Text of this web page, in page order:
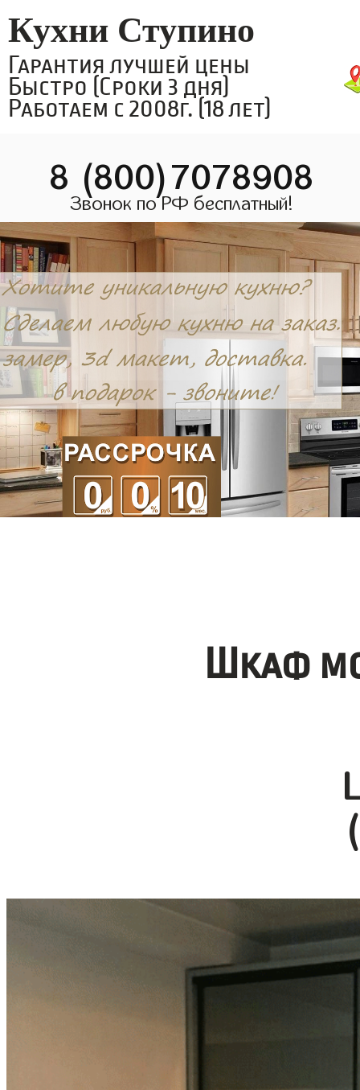
Кухни Ступино
Гарантия лучшей цены
Быстро (Сроки 3 дня)
Работаем с 2008г. (18 лет)
8 (800)7078908
Звонок по РФ бесплатный!
Шкаф